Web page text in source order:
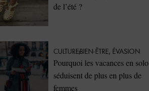
de l’été ?
CULTUREBIEN-ÊTRE, ÉVASION
Pourquoi les vacances en solo
séduisent de plus en plus de
femmes